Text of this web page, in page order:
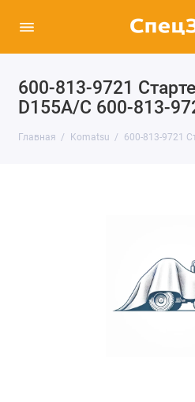
600-813-9721
D155A/C 600-813-
Главная Komatsu 600-813-9721